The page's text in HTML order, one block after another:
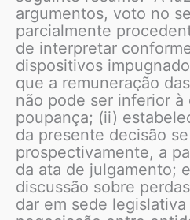
argumentos, voto no
parcialmente
de interpretar
dispositivos
que a remuneração
não pode ser inferior à
poupança; (ii)
da presente decisão
prospectivamente, a
da ata de julgamento;
discussão sobre
dar em sede